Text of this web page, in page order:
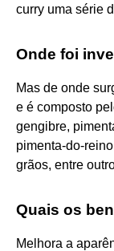
curry uma série
Onde foi
Mas de onde
e é composto
gengibre,
pimenta-do-
grãos, entre
Quais os
Melhora a